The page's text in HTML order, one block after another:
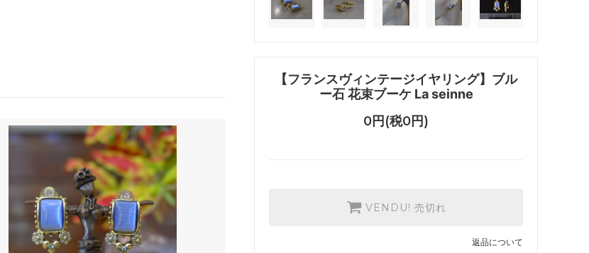
【フランスヴィンテージイヤリング】ブル
ー石 花束ブーケ La seinne
0円(税0円)
VENDU! 売切れ
返品について